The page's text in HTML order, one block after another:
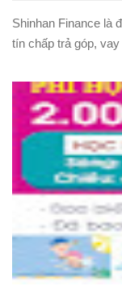
Shinhan Finance là
tín chấp trả góp,